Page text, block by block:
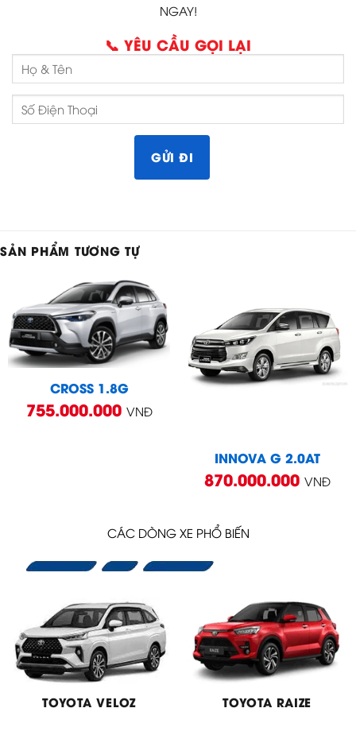
NGAY!
📞 YÊU CẦU GỌI LẠI
SẢN PHẨM TƯƠNG TỰ
CROSS 1.8G
755.000.000 VNĐ
INNOVA G 2.0AT
870.000.000 VNĐ
CÁC DÒNG XE PHỔ BIẾN
TOYOTA VELOZ TOYOTA RAIZE